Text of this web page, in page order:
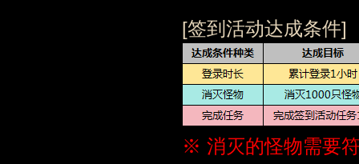
[签到活动达成条件]
※ 消灭的怪物需要